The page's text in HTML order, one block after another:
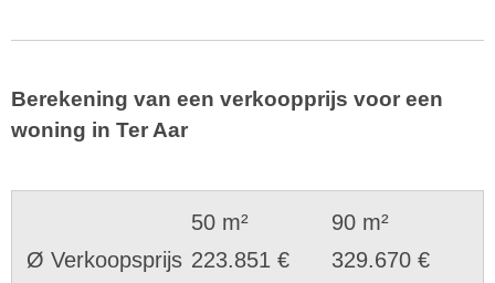
Berekening van een verkoopprijs voor een
woning in Ter Aar
50 m²
90 m²
Ø Verkoopsprijs 223.851 €
329.670 €